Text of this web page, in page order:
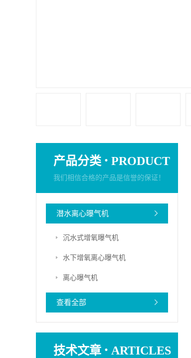
产品分类 · PRODUCT
我们相信合格的产品是信誉的保证！
潜水离心曝气机
沉水式增氧曝气机
水下增氧离心曝气机
离心曝气机
查看全部
技术文章 · ARTICLES